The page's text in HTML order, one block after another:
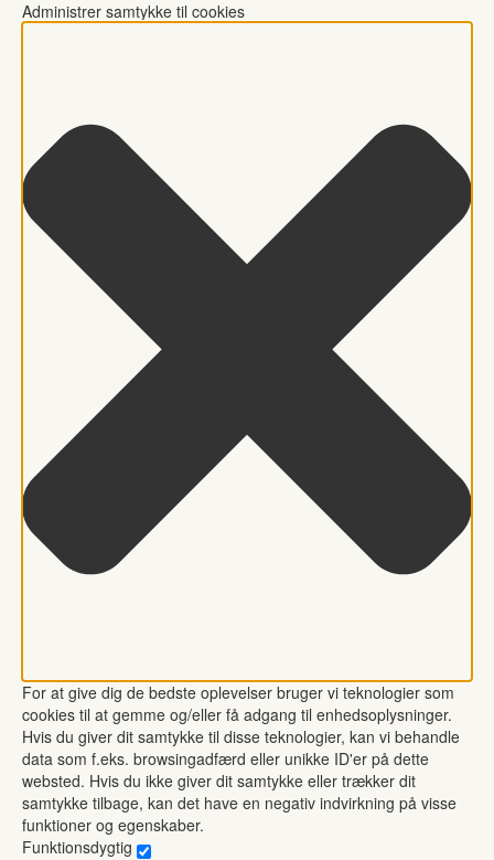
Administrer samtykke til cookies
For at give dig de bedste oplevelser bruger vi teknologier som
cookies til at gemme og/eller få adgang til enhedsoplysninger.
Hvis du giver dit samtykke til disse teknologier, kan vi behandle
data som f.eks. browsingadfærd eller unikke ID'er på dette
websted. Hvis du ikke giver dit samtykke eller trækker dit
samtykke tilbage, kan det have en negativ indvirkning på visse
funktioner og egenskaber.
Funktionsdygtig